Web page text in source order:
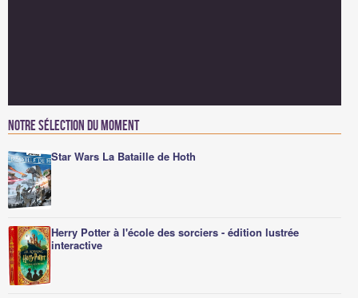
Notre sélection du moment
Star Wars La Bataille de Hoth
Herry Potter à l'école des sorciers - édition lustrée
interactive